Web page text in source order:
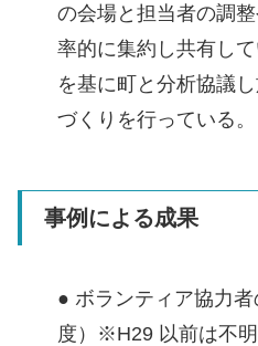
の会場と担当者の調
率的に集約し共有し
を基に町と分析協議
づくりを行っている。
事例による成果
● ボランティア協力
度）※H29 以前は不